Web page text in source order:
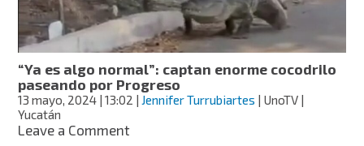
se
salva
de
ser
atacado
por
cocodrilos
“Ya es algo normal”: captan enorme cocodrilo
paseando por Progreso
13 mayo, 2024 | 13:02 | Jennifer Turrubiartes | UnoTV |
Yucatán
Leave a Commenton